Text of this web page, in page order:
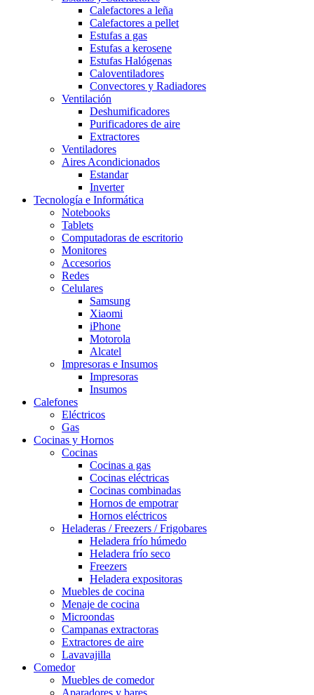
Calefactores a leña
Calefactores a pellet
Estufas a gas
Estufas a kerosene
Estufas Halógenas
Caloventiladores
Convectores y Radiadores
Ventilación
Deshumificadores
Purificadores de aire
Extractores
Ventiladores
Aires Acondicionados
Estandar
Inverter
Tecnología e Informática
Notebooks
Tablets
Computadoras de escritorio
Monitores
Accesorios
Redes
Celulares
Samsung
Xiaomi
iPhone
Motorola
Alcatel
Impresoras e Insumos
Impresoras
Insumos
Calefones
Eléctricos
Gas
Cocinas y Hornos
Cocinas
Cocinas a gas
Cocinas eléctricas
Cocinas combinadas
Hornos de empotrar
Hornos eléctricos
Heladeras / Freezers / Frigobares
Heladera frío húmedo
Heladera frío seco
Freezers
Heladera expositoras
Muebles de cocina
Menaje de cocina
Microondas
Campanas extractoras
Extractores de aire
Lavavajilla
Comedor
Muebles de comedor
Aparadores y bares